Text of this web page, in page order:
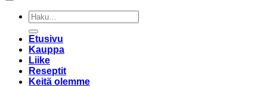
Etsi:
Etusivu
Kauppa
Liike
Reseptit
Keitä olemme